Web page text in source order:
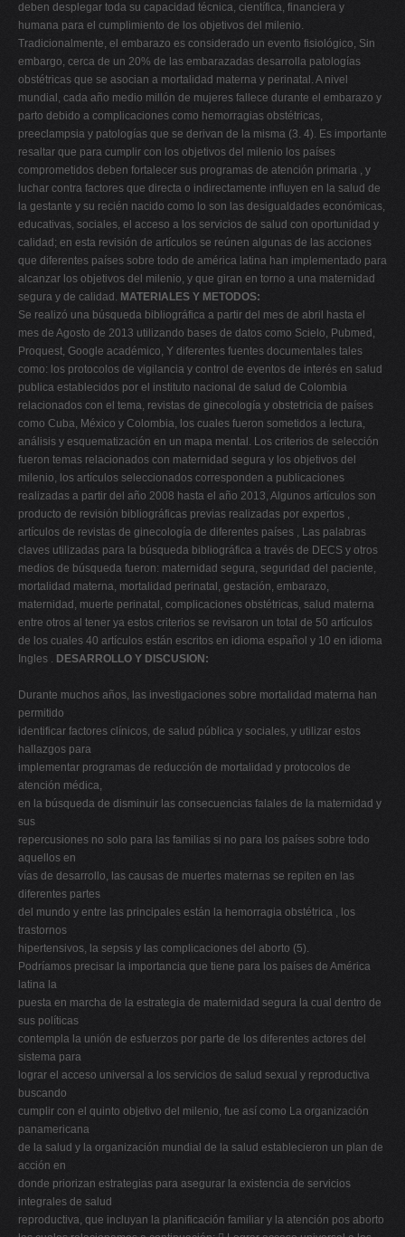
deben desplegar toda su capacidad técnica, científica, financiera y
humana para el cumplimiento de los objetivos del milenio.
Tradicionalmente, el embarazo es considerado un evento fisiológico, Sin
embargo, cerca de un 20% de las embarazadas desarrolla patologías
obstétricas que se asocian a mortalidad materna y perinatal. A nivel
mundial, cada año medio millón de mujeres fallece durante el embarazo y
parto debido a complicaciones como hemorragias obstétricas,
preeclampsia y patologías que se derivan de la misma (3. 4). Es importante
resaltar que para cumplir con los objetivos del milenio los países
comprometidos deben fortalecer sus programas de atención primaria , y
luchar contra factores que directa o indirectamente influyen en la salud de
la gestante y su recién nacido como lo son las desigualdades económicas,
educativas, sociales, el acceso a los servicios de salud con oportunidad y
calidad; en esta revisión de artículos se reúnen algunas de las acciones
que diferentes países sobre todo de américa latina han implementado para
alcanzar los objetivos del milenio, y que giran en torno a una maternidad
segura y de calidad. MATERIALES Y METODOS:
Se realizó una búsqueda bibliográfica a partir del mes de abril hasta el
mes de Agosto de 2013 utilizando bases de datos como Scielo, Pubmed,
Proquest, Google académico, Y diferentes fuentes documentales tales
como: los protocolos de vigilancia y control de eventos de interés en salud
publica establecidos por el instituto nacional de salud de Colombia
relacionados con el tema, revistas de ginecología y obstetricia de países
como Cuba, México y Colombia, los cuales fueron sometidos a lectura,
análisis y esquematización en un mapa mental. Los criterios de selección
fueron temas relacionados con maternidad segura y los objetivos del
milenio, los artículos seleccionados corresponden a publicaciones
realizadas a partir del año 2008 hasta el año 2013, Algunos artículos son
producto de revisión bibliográficas previas realizadas por expertos ,
artículos de revistas de ginecología de diferentes países , Las palabras
claves utilizadas para la búsqueda bibliográfica a través de DECS y otros
medios de búsqueda fueron: maternidad segura, seguridad del paciente,
mortalidad materna, mortalidad perinatal, gestación, embarazo,
maternidad, muerte perinatal, complicaciones obstétricas, salud materna
entre otros al tener ya estos criterios se revisaron un total de 50 artículos
de los cuales 40 artículos están escritos en idioma español y 10 en idioma
Ingles . DESARROLLO Y DISCUSION:
Durante muchos años, las investigaciones sobre mortalidad materna han
permitido
identificar factores clínicos, de salud pública y sociales, y utilizar estos
hallazgos para
implementar programas de reducción de mortalidad y protocolos de
atención médica,
en la búsqueda de disminuir las consecuencias falales de la maternidad y
sus
repercusiones no solo para las familias si no para los países sobre todo
aquellos en
vías de desarrollo, las causas de muertes maternas se repiten en las
diferentes partes
del mundo y entre las principales están la hemorragia obstétrica , los
trastornos
hipertensivos, la sepsis y las complicaciones del aborto (5).
Podríamos precisar la importancia que tiene para los países de América
latina la
puesta en marcha de la estrategia de maternidad segura la cual dentro de
sus políticas
contempla la unión de esfuerzos por parte de los diferentes actores del
sistema para
lograr el acceso universal a los servicios de salud sexual y reproductiva
buscando
cumplir con el quinto objetivo del milenio, fue así como La organización
panamericana
de la salud y la organización mundial de la salud establecieron un plan de
acción en
donde priorizan estrategias para asegurar la existencia de servicios
integrales de salud
reproductiva, que incluyan la planificación familiar y la atención pos aborto